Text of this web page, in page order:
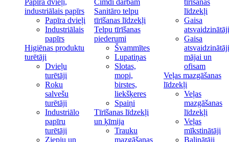
Papīra dvieļi,
industriālais papīrs
Papīra dvieļi
Industriālais
papīrs
Higiēnas produktu
turētāji
Dvieļu
turētāji
Roku
salvešu
turētāji
Industriālo
papīru
turētāji
Ziepju un
Cimdi darbam
Sanitāro telpu
tīrīšanas līdzekļi
Telpu tīrīšanas
piederumi
Švammītes
Lupatiņas
Slotas,
mopi,
birstes,
liekšķeres
Spaiņi
Tīrīšanas līdzekļi
un ķīmija
Trauku
mazgāšanas
tīrīšanas
līdzekļi
Gaisa
atsvaidzinātāji
Gaisa
atsvaidzinātāji
mājai un
ofisam
Veļas mazgāšanas
līdzekļi
Veļas
mazgāšanas
līdzekļi
Veļas
mīkstinātāji
Balinātāji